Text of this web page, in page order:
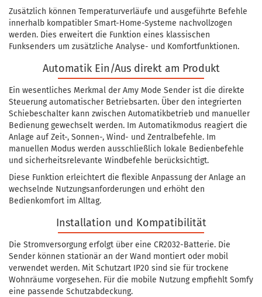
Zusätzlich können Temperaturverläufe und ausgeführte Befehle
innerhalb kompatibler Smart-Home-Systeme nachvollzogen
werden. Dies erweitert die Funktion eines klassischen
Funksenders um zusätzliche Analyse- und Komfortfunktionen.
Automatik Ein/Aus direkt am Produkt
Ein wesentliches Merkmal der Amy Mode Sender ist die direkte
Steuerung automatischer Betriebsarten. Über den integrierten
Schiebeschalter kann zwischen Automatikbetrieb und manueller
Bedienung gewechselt werden. Im Automatikmodus reagiert die
Anlage auf Zeit-, Sonnen-, Wind- und Zentralbefehle. Im
manuellen Modus werden ausschließlich lokale Bedienbefehle
und sicherheitsrelevante Windbefehle berücksichtigt.
Diese Funktion erleichtert die flexible Anpassung der Anlage an
wechselnde Nutzungsanforderungen und erhöht den
Bedienkomfort im Alltag.
Installation und Kompatibilität
Die Stromversorgung erfolgt über eine CR2032-Batterie. Die
Sender können stationär an der Wand montiert oder mobil
verwendet werden. Mit Schutzart IP20 sind sie für trockene
Wohnräume vorgesehen. Für die mobile Nutzung empfiehlt Somfy
eine passende Schutzabdeckung.